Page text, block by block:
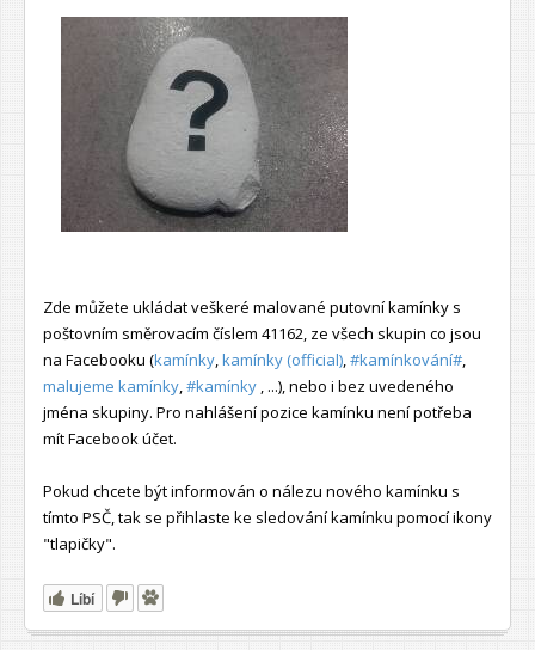
Zde můžete ukládat veškeré malované putovní kamínky s
poštovním směrovacím číslem 41162, ze všech skupin co jsou
na Facebooku (kamínky kamínky (official) #kamínkování#
malujeme kamínky #kamínky , ...), nebo i bez uvedeného
jména skupiny. Pro nahlášení pozice kamínku není potřeba
mít Facebook účet.
Pokud chcete být informován o nálezu nového kamínku s
tímto PSČ, tak se přihlaste ke sledování kamínku pomocí ikony
"tlapičky".
Líbí